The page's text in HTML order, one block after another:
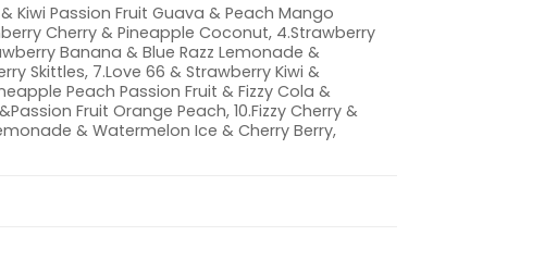
Kiwi Passion Fruit Guava & Peach Mango
Cherry & Pineapple Coconut, 4.Strawberry
Banana & Blue Razz Lemonade &
Skittles, 7.Love 66 & Strawberry Kiwi &
Peach Passion Fruit & Fizzy Cola &
Fruit Orange Peach, 10.Fizzy Cherry &
& Watermelon Ice & Cherry Berry,